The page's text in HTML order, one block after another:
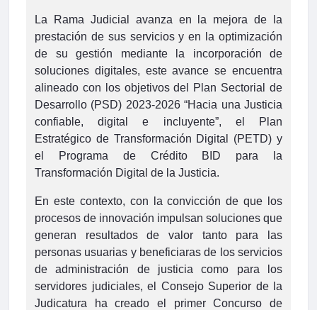
La Rama Judicial avanza en la mejora de la
prestación de sus servicios y en la optimización
de su gestión mediante la incorporación de
soluciones digitales, este avance se encuentra
alineado con los objetivos del Plan Sectorial de
Desarrollo (PSD) 2023-2026 “Hacia una Justicia
confiable, digital e incluyente”, el Plan
Estratégico de Transformación Digital (PETD) y
el Programa de Crédito BID para la
Transformación Digital de la Justicia.
En este contexto, con la convicción de que los
procesos de innovación impulsan soluciones que
generan resultados de valor tanto para las
personas usuarias y beneficiaras de los servicios
de administración de justicia como para los
servidores judiciales, el Consejo Superior de la
Judicatura ha creado el primer Concurso de